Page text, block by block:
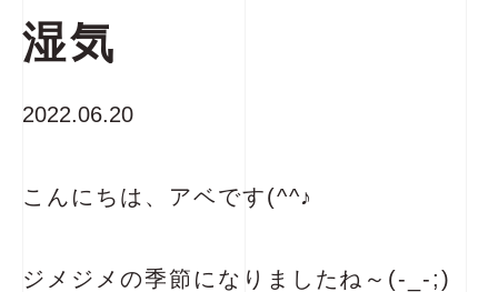
湿気
2022.06.20
こんにちは、アベです(^^♪
ジメジメの季節になりましたね～(-_-;)